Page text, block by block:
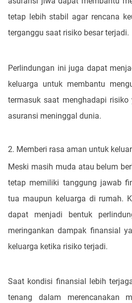
tetap lebih stabil agar rencana
terganggu saat risiko besar terjadi.
Perlindungan ini juga dapat
keluarga untuk membantu
termasuk saat menghadapi risiko
asuransi meninggal dunia.
2. Memberi rasa aman untuk
Meski masih muda atau belum
tetap memiliki tanggung jawab
tua maupun keluarga di rumah.
dapat menjadi bentuk
meringankan dampak finansial
keluarga ketika risiko terjadi.
Saat kondisi finansial lebih
tenang dalam merencanakan